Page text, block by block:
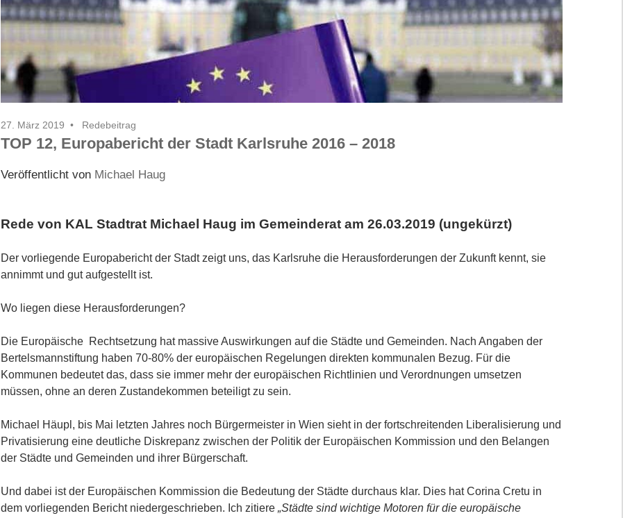
27. März 2019 Redebeitrag
TOP 12, Europabericht der Stadt Karlsruhe 2016 – 2018
Veröffentlicht von Michael Haug
Rede von KAL Stadtrat Michael Haug im Gemeinderat am 26.03.2019 (ungekürzt)
Der vorliegende Europabericht der Stadt zeigt uns, das Karlsruhe die Herausforderungen der Zukunft kennt, sie
annimmt und gut aufgestellt ist.
Wo liegen diese Herausforderungen?
Die Europäische Rechtsetzung hat massive Auswirkungen auf die Städte und Gemeinden. Nach Angaben der
Bertelsmannstiftung haben 70-80% der europäischen Regelungen direkten kommunalen Bezug. Für die
Kommunen bedeutet das, dass sie immer mehr der europäischen Richtlinien und Verordnungen umsetzen
müssen, ohne an deren Zustandekommen beteiligt zu sein.
Michael Häupl, bis Mai letzten Jahres noch Bürgermeister in Wien sieht in der fortschreitenden Liberalisierung und
Privatisierung eine deutliche Diskrepanz zwischen der Politik der Europäischen Kommission und den Belangen
der Städte und Gemeinden und ihrer Bürgerschaft.
Und dabei ist der Europäischen Kommission die Bedeutung der Städte durchaus klar. Dies hat Corina Cretu in
dem vorliegenden Bericht niedergeschrieben. Ich zitiere „Städte sind wichtige Motoren für die europäische